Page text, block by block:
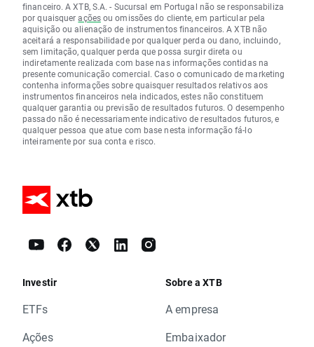
financeiro. A XTB, S.A. - Sucursal em Portugal não se responsabiliza
por quaisqueraçõesou omissões do cliente, em particular pela
aquisição ou alienação de instrumentos financeiros. A XTB não
aceitará a responsabilidade por qualquer perda ou dano, incluindo,
sem limitação, qualquer perda que possa surgir direta ou
indiretamente realizada com base nas informações contidas na
presente comunicação comercial. Caso o comunicado de marketing
contenha informações sobre quaisquer resultados relativos aos
instrumentos financeiros nela indicados, estes não constituem
qualquer garantia ou previsão de resultados futuros. O desempenho
passado não é necessariamente indicativo de resultados futuros, e
qualquer pessoa que atue com base nesta informação fá-lo
inteiramente por sua conta e risco.
Investir
ETFs
Ações
Sobre a XTB
A empresa
Embaixador